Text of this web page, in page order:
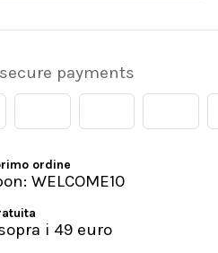
secure payments
ordine
WELCOME10
i 49 euro